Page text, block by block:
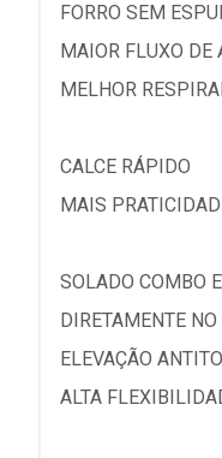
FORRO SEM
MAIOR FLUXO DE
MELHOR
CALCE RÁPIDO
MAIS
SOLADO COMBO
DIRETAMENTE
ELEVAÇÃO
ALTA